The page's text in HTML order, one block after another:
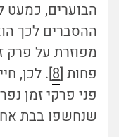
הבוערים,
ההסברים לכך
מפוזרת על פרק
פחות [8]. לכן,
פני פרקי זמן
שנחשפו בבת